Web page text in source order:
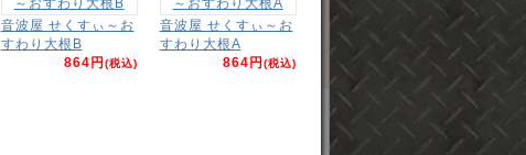
音波屋 せくすぃ～お
すわり大根B
864円(税込)
音波屋 せくすぃ～お
すわり大根A
864円(税込)